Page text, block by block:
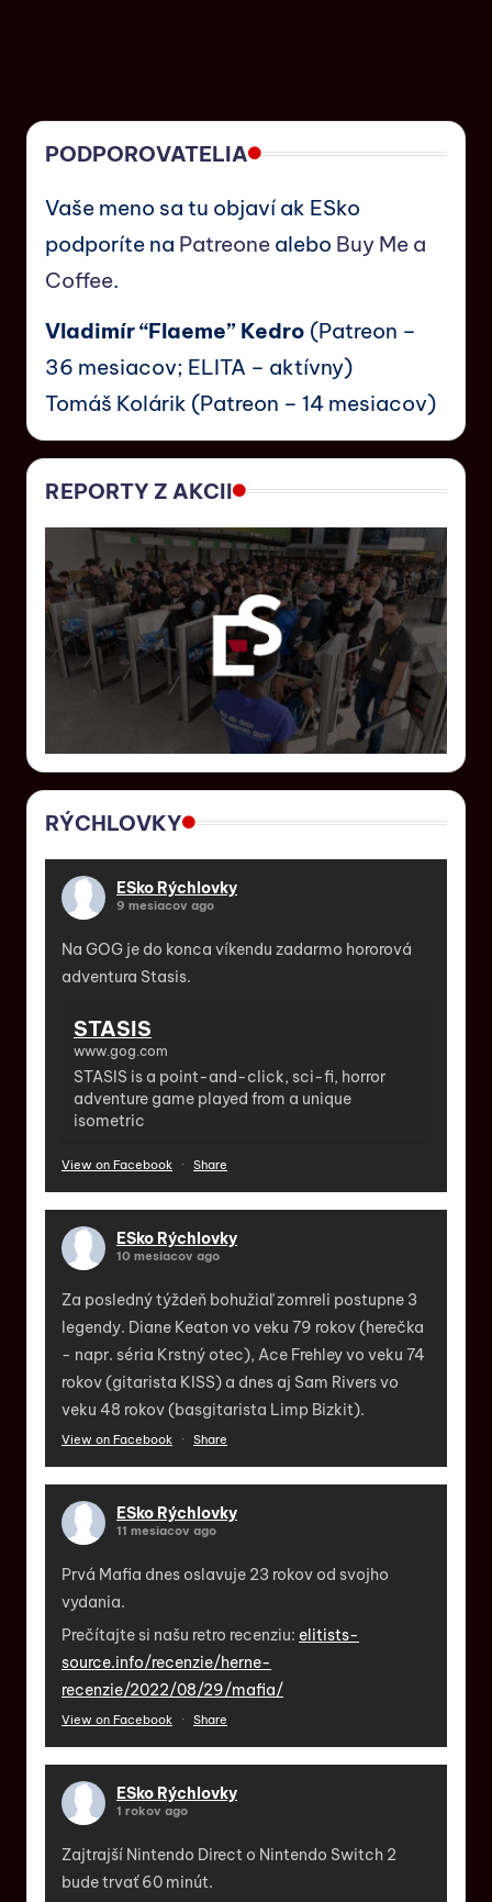
PODPOROVATELIA
Vaše meno sa tu objaví ak ESko
podporíte na Patreone alebo Buy Me a
Coffee.
Vladimír “Flaeme” Kedro (Patreon –
36 mesiacov; ELITA – aktívny)
Tomáš Kolárik (Patreon – 14 mesiacov)
REPORTY Z AKCII
RÝCHLOVKY
ESko Rýchlovky
9 mesiacov ago
Na GOG je do konca víkendu zadarmo hororová
adventura Stasis.
STASIS
www.gog.com
STASIS is a point-and-click, sci-fi, horror
adventure game played from a unique
isometric
View on Facebook · Share
ESko Rýchlovky
10 mesiacov ago
Za posledný týždeň bohužiaľ zomreli postupne 3
legendy. Diane Keaton vo veku 79 rokov (herečka
- napr. séria Krstný otec), Ace Frehley vo veku 74
rokov (gitarista KISS) a dnes aj Sam Rivers vo
veku 48 rokov (basgitarista Limp Bizkit).
View on Facebook · Share
ESko Rýchlovky
11 mesiacov ago
Prvá Mafia dnes oslavuje 23 rokov od svojho
vydania.
Prečítajte si našu retro recenziu: elitists-
source.info/recenzie/herne-
recenzie/2022/08/29/mafia/
View on Facebook · Share
ESko Rýchlovky
1 rokov ago
Zajtrajší Nintendo Direct o Nintendo Switch 2
bude trvať 60 minút.